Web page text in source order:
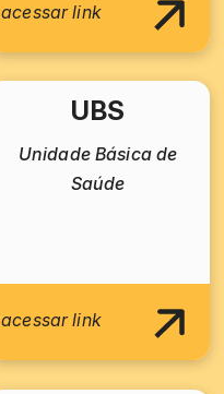
acessar link
UBS
Unidade Básica de
Saúde
acessar link